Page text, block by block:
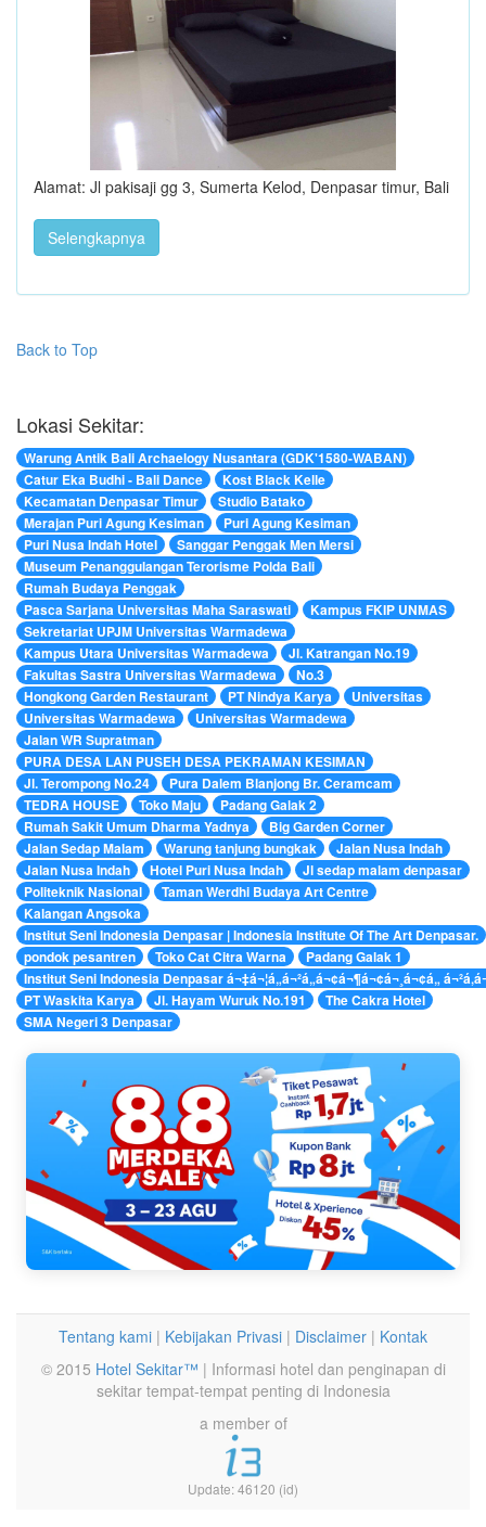
Alamat: Jl pakisaji gg 3, Sumerta Kelod, Denpasar timur, Bali
Selengkapnya
Back to Top
Lokasi Sekitar:
Warung Antik Bali Archaelogy Nusantara (GDK'1580-WABAN)
Catur Eka Budhi - Bali Dance
Kost Black Kelle
Kecamatan Denpasar Timur
Studio Batako
Merajan Puri Agung Kesiman
Puri Agung Kesiman
Puri Nusa Indah Hotel
Sanggar Penggak Men Mersi
Museum Penanggulangan Terorisme Polda Bali
Rumah Budaya Penggak
Pasca Sarjana Universitas Maha Saraswati
Kampus FKIP UNMAS
Sekretariat UPJM Universitas Warmadewa
Kampus Utara Universitas Warmadewa
Jl. Katrangan No.19
Fakultas Sastra Universitas Warmadewa
No.3
Hongkong Garden Restaurant
PT Nindya Karya
Universitas
Universitas Warmadewa
Universitas Warmadewa
Jalan WR Supratman
PURA DESA LAN PUSEH DESA PEKRAMAN KESIMAN
Jl. Terompong No.24
Pura Dalem Blanjong Br. Ceramcam
TEDRA HOUSE
Toko Maju
Padang Galak 2
Rumah Sakit Umum Dharma Yadnya
Big Garden Corner
Jalan Sedap Malam
Warung tanjung bungkak
Jalan Nusa Indah
Jalan Nusa Indah
Hotel Puri Nusa Indah
Jl sedap malam denpasar
Politeknik Nasional
Taman Werdhi Budaya Art Centre
Kalangan Angsoka
Institut Seni Indonesia Denpasar | Indonesia Institute Of The Art Denpasar.
pondok pesantren
Toko Cat Citra Warna
Padang Galak 1
Institut Seni Indonesia Denpasar á¬‡á¬¦á­„á¬²á­„á¬¢á¬¶á¬¢á¬¸á¬¢á­„
PT Waskita Karya
Jl. Hayam Wuruk No.191
The Cakra Hotel
SMA Negeri 3 Denpasar
Tentang kami | Kebijakan Privasi | Disclaimer | Kontak
© 2015 Hotel Sekitar™ | Informasi hotel dan penginapan di
sekitar tempat-tempat penting di Indonesia
a member of
Update: 46120 (id)